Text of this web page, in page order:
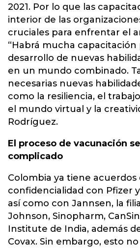
2021. Por lo que las
interior de las
cruciales para enfrentar el
“Habrá mucha capacitación
desarrollo de nuevas
en un mundo combinado.
necesarias nuevas
como la resiliencia, el
el mundo virtual y la
Rodríguez.
El proceso de vacunación
complicado
Colombia ya tiene acuerdos
confidencialidad con Pfizer
así como con Jannsen, la
Johnson, Sinopharm,
Institute de India, además
Covax. Sin embargo, esto